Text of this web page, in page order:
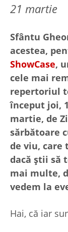
21 martie
Sfântu
acestea,
ShowCase,
cele mai
repertoriul
început joi,
martie, de
sărbătoare
de viu, care
dacă știi să
mai multe,
vedem la
Hai, că iar